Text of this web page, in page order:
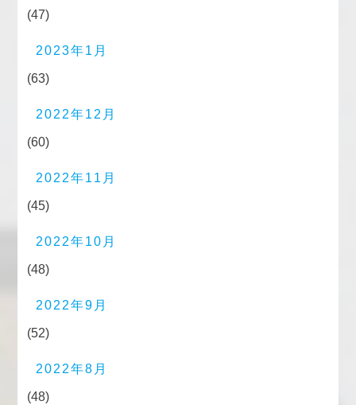
(47)
2023年1月
(63)
2022年12月
(60)
2022年11月
(45)
2022年10月
(48)
2022年9月
(52)
2022年8月
(48)